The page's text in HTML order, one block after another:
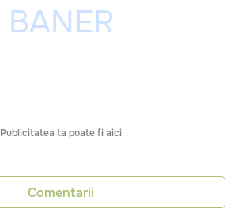
Publicitatea ta poate fi aici
Comentarii